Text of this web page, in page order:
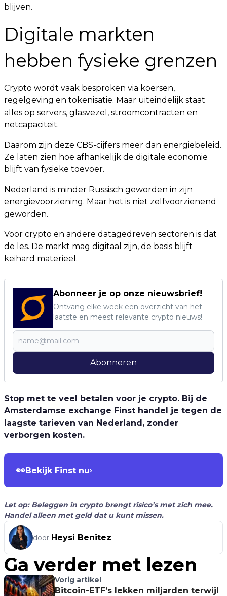
blijven.
Digitale markten
hebben fysieke grenzen
Crypto wordt vaak besproken via koersen,
regelgeving en tokenisatie. Maar uiteindelijk staat
alles op servers, glasvezel, stroomcontracten en
netcapaciteit.
Daarom zijn deze CBS-cijfers meer dan energiebeleid.
Ze laten zien hoe afhankelijk de digitale economie
blijft van fysieke toevoer.
Nederland is minder Russisch geworden in zijn
energievoorziening. Maar het is niet zelfvoorzienend
geworden.
Voor crypto en andere datagedreven sectoren is dat
de les. De markt mag digitaal zijn, de basis blijft
keihard materieel.
Abonneer je op onze nieuwsbrief!
Ontvang elke week een overzicht van het
laatste en meest relevante crypto nieuws!
Abonneren
Stop met te veel betalen voor je crypto. Bij de
Amsterdamse exchange Finst handel je tegen de
laagste tarieven van Nederland, zonder
verborgen kosten.
👀Bekijk Finst nu›
Let op: Beleggen in crypto brengt risico’s met zich mee.
Handel alleen met geld dat u kunt missen.
door Heysi Benitez
Ga verder met lezen
Vorig artikel
Bitcoin-ETF’s lekken miljarden terwijl